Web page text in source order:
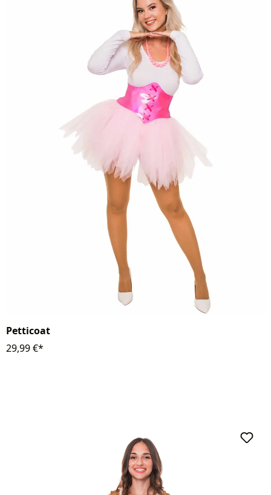
Petticoat
29,99 €*